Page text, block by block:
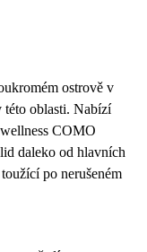
ostrově v
této oblasti. Nabízí
COMO
daleko od hlavních
po nerušeném